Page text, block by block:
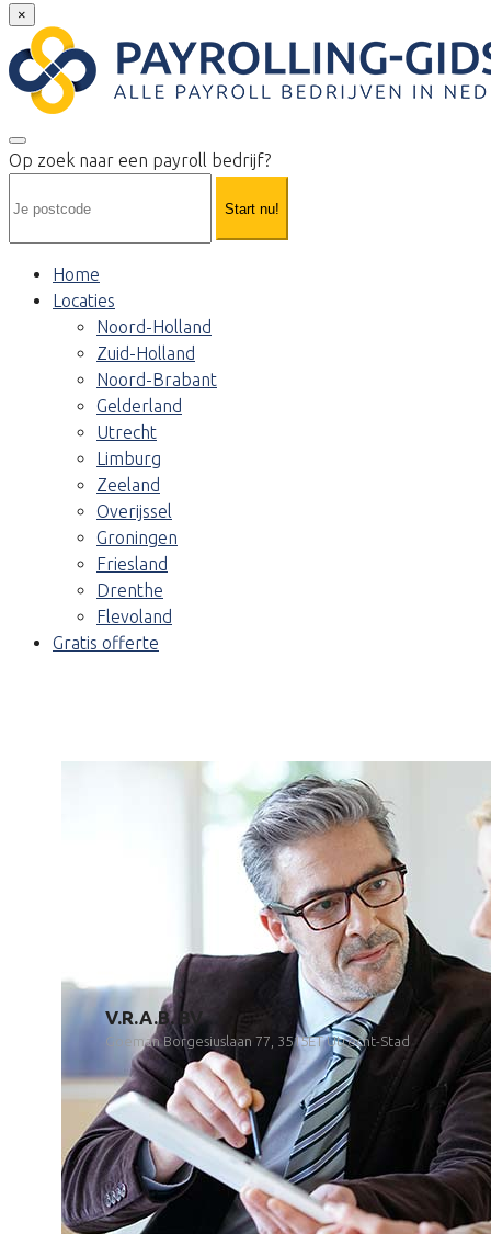
×
Op zoek naar een payroll bedrijf?
Start nu!
Home
Locaties
Noord-Holland
Zuid-Holland
Noord-Brabant
Gelderland
Utrecht
Limburg
Zeeland
Overijssel
Groningen
Friesland
Drenthe
Flevoland
Gratis offerte
V.R.A.B. BV
Goeman Borgesiuslaan 77, 3515ET Utrecht-Stad